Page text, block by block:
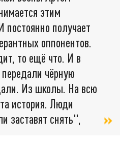
этим
получает
оппонентов.
то ещё что. И в
чёрную
Из школы. На всю
история. Люди
заставят снять",